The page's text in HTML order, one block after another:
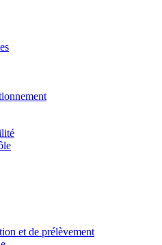
et de prélèvement